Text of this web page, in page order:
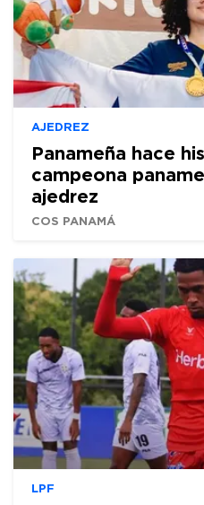
AJEDREZ
Panameña hace
campeona
ajedrez
COS PANAMÁ
LPF